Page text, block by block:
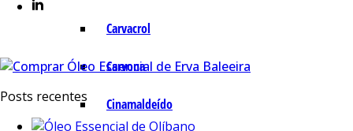
Carvacrol
Carvona
Cinamaldeído
Posts recentes